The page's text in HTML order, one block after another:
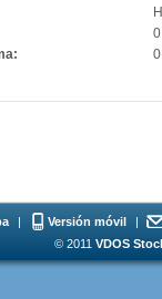
| Versión móvil
|
© 2011 VDOS